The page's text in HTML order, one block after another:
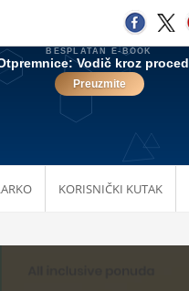
KORISNIČKI KUTAK